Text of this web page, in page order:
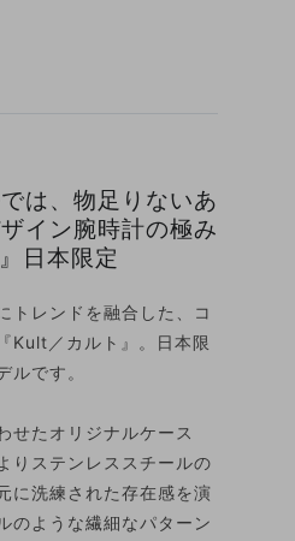
は、物足りないあ
イン腕時計の極み
日本限定
トレンドを融合した、コ
Kult／カルト』。日本限
ルです。
せたオリジナルケース
りステンレススチールの
に洗練された存在感を演
のような繊細なパターン